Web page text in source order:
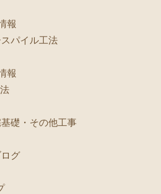
報
パイル工法
報
礎・その他工事
グ